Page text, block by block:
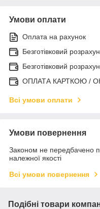
Умови оплати
Оплата на рахунок
Безготівковий
Безготівковий
ОПЛАТА КАРТКОЮ /
Всі умови оплати
Умови повернення
Законом не передбачено
належної якості
Всі умови повернення
Подібні товари